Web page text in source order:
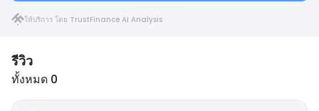
ให้บริการ โดย TrustFinance AI Analysis
รีวิว
ทั้งหมด 0